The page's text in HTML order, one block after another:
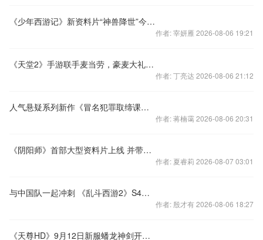
《少年西游记》新资料片“神兽降世”今日上线 三大新系统同步开放
作者: 宰妍雁 2026-08-06 19:21
《天堂2》手游联手麦当劳，豪麦大礼9月2日欢乐送！
作者: 丁亮达 2026-08-06 21:12
人气悬疑系列新作《冒名犯罪取缔课》上架
作者: 蒋楠霭 2026-08-06 20:31
《阴阳师》首部大型资料片上线 并带来全新玩法
作者: 夏睿莉 2026-08-07 03:01
与中国队一起冲刺 《乱斗西游2》S4八强席位最后冲击
作者: 殷才有 2026-08-06 18:27
《天尊HD》9月12日新服蟠龙神剑开启充值送法宝